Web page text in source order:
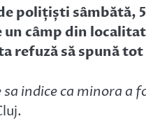
polițiști sâmbătă,
câmp din
refuză să spună
indice ca minora a